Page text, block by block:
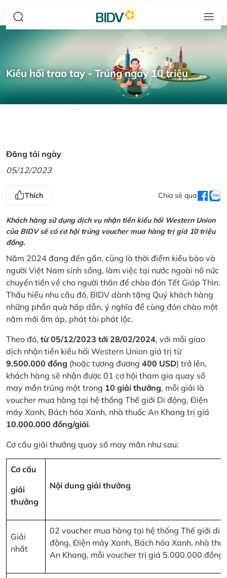
Kiều hối trao tay - Trúng ngay 10 triệu
Đăng tải ngày
05/12/2023
Thích Chia sẻ qua
Khách hàng sử dụng dịch vụ nhận tiền kiều hối Western Union
của BIDV sẽ có cơ hội trúng voucher mua hàng trị giá 10 triệu
đồng.
Năm 2024 đang đến gần, cũng là thời điểm kiều bào và
người Việt Nam sinh sống, làm việc tại nước ngoài nô nức
chuyển tiền về cho người thân để chào đón Tết Giáp Thìn.
Thấu hiểu nhu cầu đó, BIDV dành tặng Quý khách hàng
những phần quà hấp dẫn, ý nghĩa để cùng đón chào một
năm mới ấm áp, phát tài phát lộc.
Theo đó, từ 05/12/2023 tới 28/02/2024, với mỗi giao
dịch nhận tiền kiều hối Western Union giá trị từ
9.500.000 đồng (hoặc tương đương 400 USD) trở lên,
khách hàng sẽ nhận được 01 cơ hội tham gia quay số
may mắn trúng một trong 10 giải thưởng, mỗi giải là
voucher mua hàng tại hệ thống Thế giới Di động, Điện
máy Xanh, Bách hóa Xanh, nhà thuốc An Khang trị giá
10.000.000 đồng/giải.
Cơ cấu giải thưởng quay số may mắn như sau:
Cơ cấu
giải
thưởng
Nội dung giải thưởng
Giải
nhất
02 voucher mua hàng tại hệ thống Thế giới di
động, Điện máy Xanh, Bách hóa Xanh, nhà
An Khang, mỗi voucher trị giá 5.000.000 đồng